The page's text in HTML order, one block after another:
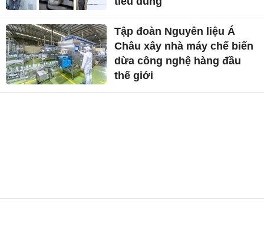
Tập đoàn Nguyên liệu Á
Châu xây nhà máy chế biến
dừa công nghệ hàng đầu
thế giới